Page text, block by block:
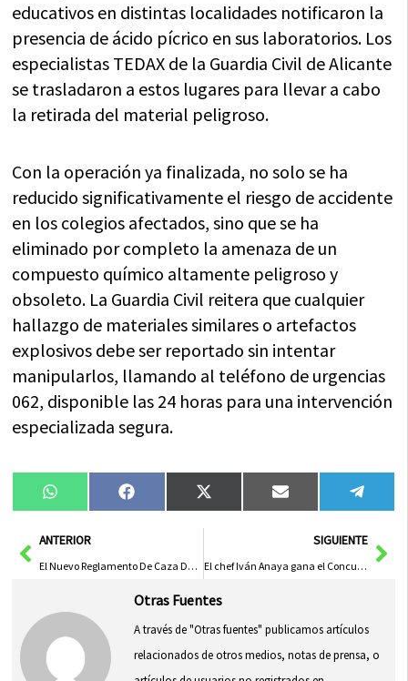
educativos en distintas localidades notificaron la
presencia de ácido pícrico en sus laboratorios. Los
especialistas TEDAX de la Guardia Civil de Alicante
se trasladaron a estos lugares para llevar a cabo
la retirada del material peligroso.
Con la operación ya finalizada, no solo se ha
reducido significativamente el riesgo de accidente
en los colegios afectados, sino que se ha
eliminado por completo la amenaza de un
compuesto químico altamente peligroso y
obsoleto. La Guardia Civil reitera que cualquier
hallazgo de materiales similares o artefactos
explosivos debe ser reportado sin intentar
manipularlos, llamando al teléfono de urgencias
062, disponible las 24 horas para una intervención
especializada segura.
Compartir
en
WhatsAppCompartir
en
FacebookCompartir
en
X
(Twitter)
Compartir
en
Email
en
AntANTERIOR
El Nuevo Reglamento De Caza De C-LM: Continuidad Del Anterior Si Se Anula
SIGUIENTE
El chef Iván Anaya gana el Concurso Nacional de Tapas en Madrid Fusión con su creación ‘Perdiz, maíz y escabeche’
Otras Fuentes
A través de "Otras fuentes" publicamos artículos
relacionados de otros medios, notas de prensa, o